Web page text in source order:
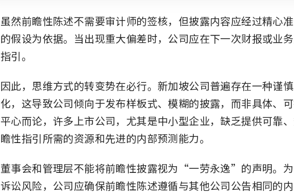
虽然前瞻性陈述不需要审计师的签核，但披露内容应经过精心
的假设为依据。当出现重大偏差时，公司应在下一次财报或业
指引。
因此，思维方式的转变势在必行。新加坡公司普遍存在一种谨
化，这导致公司倾向于发布样板式、模糊的披露，而非具体、
平心而论，许多上市公司，尤其是中小型企业，缺乏提供可靠
瞻性指引所需的资源和先进的内部预测能力。
董事会和管理层不能将前瞻性披露视为“一劳永逸”的声明。
诉讼风险，公司应确保前瞻性陈述遵循与其他公司公告相同的